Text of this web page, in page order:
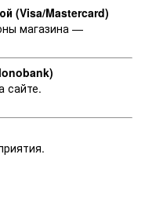
(Visa/Mastercard)
магазина —
сайте.